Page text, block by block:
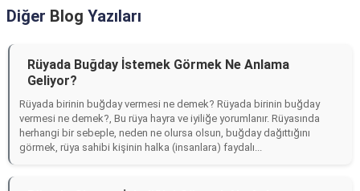
Diğer Blog Yazıları
Rüyada Buğday İstemek Görmek Ne Anlama
Geliyor?
Rüyada birinin buğday vermesi ne demek? Rüyada birinin buğday
vermesi ne demek?, Bu rüya hayra ve iyiliğe yorumlanır. Rüyasında
herhangi bir sebeple, neden ne olursa olsun, buğday dağıttığını
görmek, rüya sahibi kişinin halka (insanlara) faydalı...